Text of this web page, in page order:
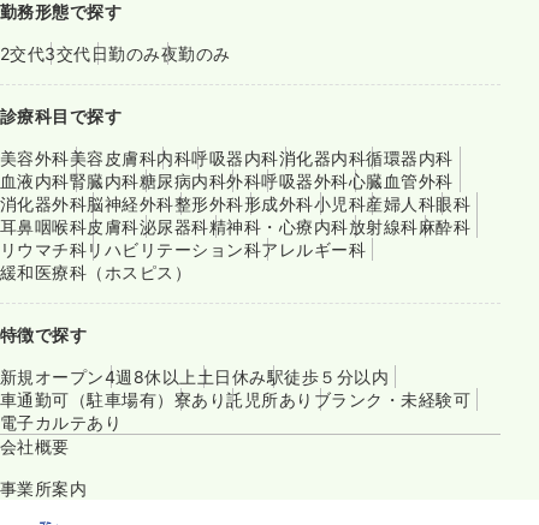
勤務形態で探す
2交代3交代日勤のみ夜勤のみ
診療科目で探す
美容外科美容皮膚科内科呼吸器内科消化器内科循環器内科
血液内科腎臓内科糖尿病内科外科呼吸器外科心臓血管外科
消化器外科脳神経外科整形外科形成外科小児科産婦人科眼科
耳鼻咽喉科皮膚科泌尿器科精神科・心療内科放射線科麻酔科
リウマチ科リハビリテーション科アレルギー科
緩和医療科（ホスピス）
特徴で探す
新規オープン4週8休以上 土日休み駅徒歩５分以内
車通勤可（駐車場有） 寮あり託児所あり ブランク・未経験可
電子カルテあり
会社概要
事業所案内